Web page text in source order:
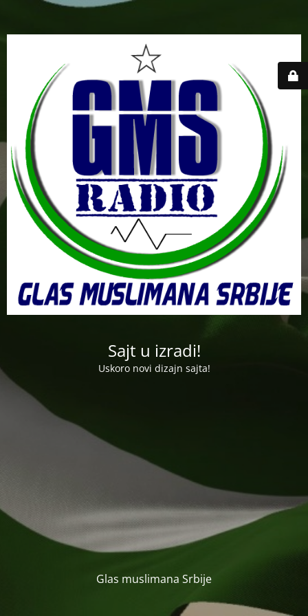
Sajt u izradi!
Uskoro novi dizajn sajta!
Glas muslimana Srbije